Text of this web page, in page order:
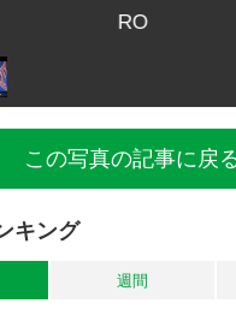
RO
この写真の記事に戻
キング
週間